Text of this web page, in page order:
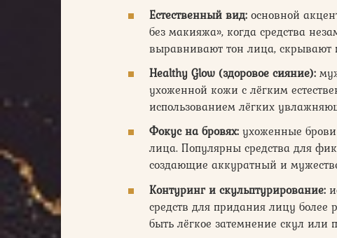
Естественный вид: основной
без макияжа», когда средства
выравнивают тон лица, скрывают
Healthy Glow (здоровое сияние):
ухоженной кожи с лёгким
использованием лёгких
Фокус на бровях: ухоженные
лица. Популярны средства для
создающие аккуратный и
Контуринг и скульптурирование:
средств для придания лицу более
быть лёгкое затемнение скул или